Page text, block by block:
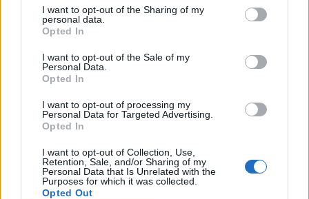
I want to opt-out of the Sharing of my
personal data.
Opted In
I want to opt-out of the Sale of my
Personal Data.
Opted In
I want to opt-out of processing my
Personal Data for Targeted Advertising.
Opted In
I want to opt-out of Collection, Use,
Retention, Sale, and/or Sharing of my
Personal Data that Is Unrelated with the
Purposes for which it was collected.
Opted Out
открития космос
07.08.2026 / 15:00